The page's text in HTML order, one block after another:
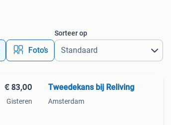
Foto’s
Sorteer op
€ 83,00
Gisteren
Tweedekans bij Reliving
Amsterdam